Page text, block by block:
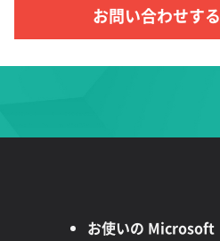
お問い合わせする
お使いの Microsoft